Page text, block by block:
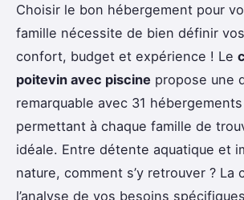
Choisir le bon hébergement pour
famille nécessite de bien définir
confort, budget et expérience ! Le
poitevin avec piscine propose une
remarquable avec 31
permettant à chaque famille de
idéale. Entre détente aquatique et
nature, comment s’y retrouver ? La
l’analyse de vos besoins